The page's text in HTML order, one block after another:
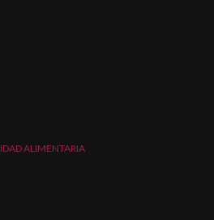
ALIMENTARIA